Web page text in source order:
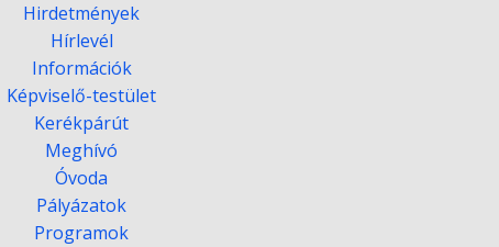
Hirdetmények
Hírlevél
Információk
Képviselő-testület
Kerékpárút
Meghívó
Óvoda
Pályázatok
Programok